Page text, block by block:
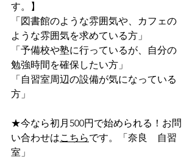
す。】
「図書館のような雰囲気や、カフェの
ような雰囲気を求めている方」
「予備校や塾に行っているが、自分の
勉強時間を確保したい方」
「自習室周辺の設備が気になっている
方」
★今なら初月500円で始められる！お問
い合わせはこちらです。「奈良　自習
室」